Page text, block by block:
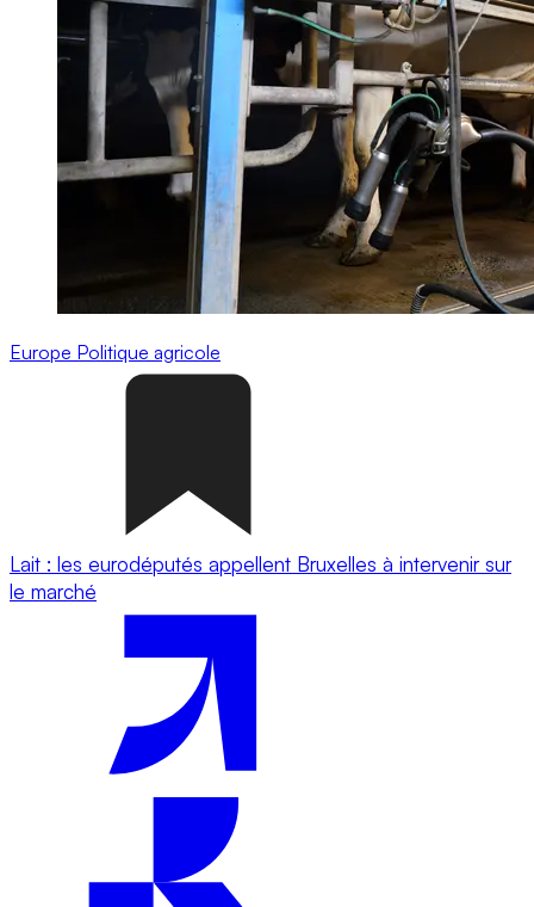
Europe Politique agricole
Lait : les eurodéputés appellent Bruxelles à intervenir sur
le marché